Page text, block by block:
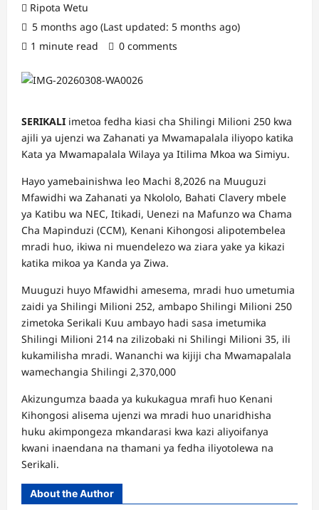
Ripota Wetu
5 months ago (Last updated: 5 months ago)
1 minute read
0 comments
SERIKALI imetoa fedha kiasi cha Shilingi Milioni 250 kwa
ajili ya ujenzi wa Zahanati ya Mwamapalala iliyopo katika
Kata ya Mwamapalala Wilaya ya Itilima Mkoa wa Simiyu.
Hayo yamebainishwa leo Machi 8,2026 na Muuguzi
Mfawidhi wa Zahanati ya Nkololo, Bahati Clavery mbele
ya Katibu wa NEC, Itikadi, Uenezi na Mafunzo wa Chama
Cha Mapinduzi (CCM), Kenani Kihongosi alipotembelea
mradi huo, ikiwa ni muendelezo wa ziara yake ya kikazi
katika mikoa ya Kanda ya Ziwa.
Muuguzi huyo Mfawidhi amesema, mradi huo umetumia
zaidi ya Shilingi Milioni 252, ambapo Shilingi Milioni 250
zimetoka Serikali Kuu ambayo hadi sasa imetumika
Shilingi Milioni 214 na zilizobaki ni Shilingi Milioni 35, ili
kukamilisha mradi. Wananchi wa kijiji cha Mwamapalala
wamechangia Shilingi 2,370,000
Akizungumza baada ya kukukagua mrafi huo Kenani
Kihongosi alisema ujenzi wa mradi huo unaridhisha
huku akimpongeza mkandarasi kwa kazi aliyoifanya
kwani inaendana na thamani ya fedha iliyotolewa na
Serikali.
About the Author